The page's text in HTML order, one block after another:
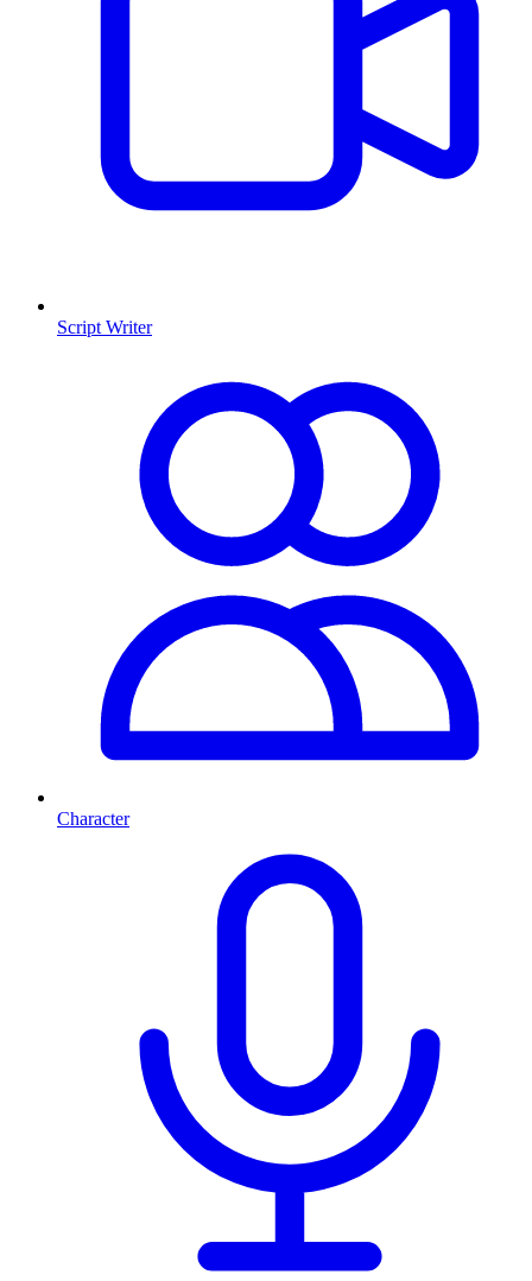
Script Writer
Character